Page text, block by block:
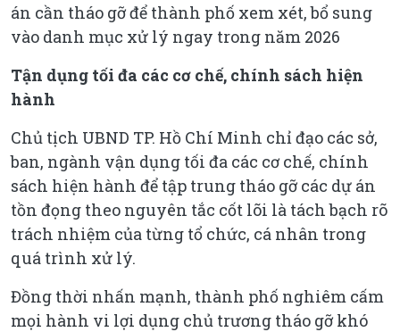
án cần tháo gỡ để thành phố xem xét, bổ sung
vào danh mục xử lý ngay trong năm 2026
Tận dụng tối đa các cơ chế, chính sách hiện
hành
Chủ tịch UBND TP. Hồ Chí Minh chỉ đạo các sở,
ban, ngành vận dụng tối đa các cơ chế, chính
sách hiện hành để tập trung tháo gỡ các dự án
tồn đọng theo nguyên tắc cốt lõi là tách bạch rõ
trách nhiệm của từng tổ chức, cá nhân trong
quá trình xử lý.
Đồng thời nhấn mạnh, thành phố nghiêm cấm
mọi hành vi lợi dụng chủ trương tháo gỡ khó